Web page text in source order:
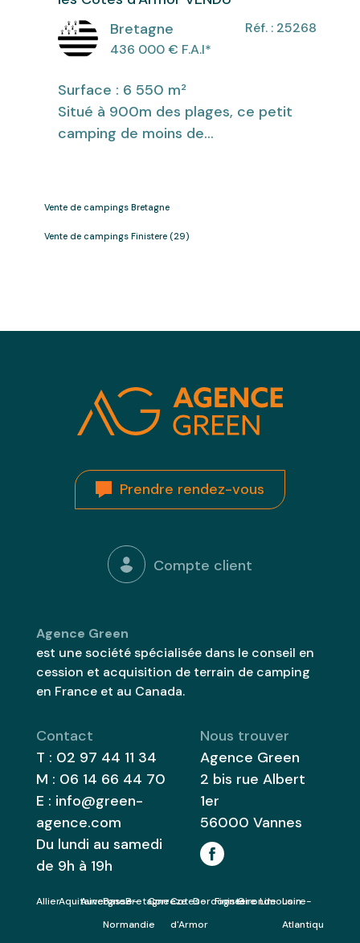
Réf. : 25268
Bretagne
436 000€ F.A.I*
Surface : 6 550 m²
Situé à 900m des plages, ce petit
camping de moins de...
Vente de campings Bretagne
Vente de campings Finistere (29)
Prendre rendez-vous
Compte client
Agence Green
est une société spécialisée dans le conseil en
cession et acquisition de terrain de camping
en France et au Canada.
Contact
T : 02 97 44 11 34
M : 06 14 66 44 70
E : info@green-
agence.com
Du lundi au samedi
de 9h à 19h
Nous trouver
Agence Green
2 bis rue Albert
1er
56000 Vannes
AllierAquitaineAuvergne
Basse-
Normandie
Bretagne
CorrezeCotes-
d'Armor
Dordogne
FinistereGirondeLimousin
Loire-
Atlantique